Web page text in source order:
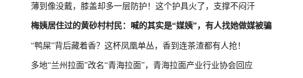
薄到像没戴，膝盖却多一层防护！这个护具火了，支撑不闷汗
梅姨居住过的黄砂村村民：喊的其实是“媒姨”，有人找她做媒被骗
“鸭屎”背后藏着香？这杯凤凰单丛，香到连茶渣都有人抢！
多地“兰州拉面”改名“青海拉面”，青海拉面产业行业协会回应